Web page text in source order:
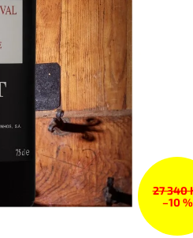
27 340
–10 %